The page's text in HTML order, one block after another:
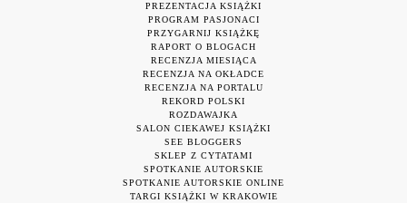
PREZENTACJA KSIĄŻKI
PROGRAM PASJONACI
PRZYGARNIJ KSIĄŻKĘ
RAPORT O BLOGACH
RECENZJA MIESIĄCA
RECENZJA NA OKŁADCE
RECENZJA NA PORTALU
REKORD POLSKI
ROZDAWAJKA
SALON CIEKAWEJ KSIĄŻKI
SEE BLOGGERS
SKLEP Z CYTATAMI
SPOTKANIE AUTORSKIE
SPOTKANIE AUTORSKIE ONLINE
TARGI KSIĄŻKI W KRAKOWIE